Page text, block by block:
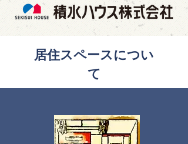
居住スペースについ
て